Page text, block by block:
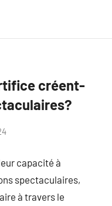
créent-
capacité à
spectaculaires,
à travers le